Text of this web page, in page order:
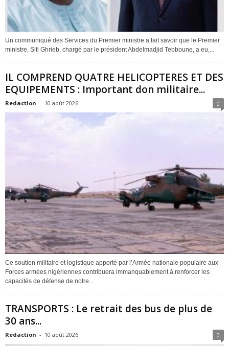
Un communiqué des Services du Premier ministre a fait savoir que le Premier
ministre, Sifi Ghrieb, chargé par le président Abdelmadjid Tebboune, a eu,...
IL COMPREND QUATRE HELICOPTERES ET DES
EQUIPEMENTS : Important don militaire...
Redaction - 10 août 2026 0
Ce soutien militaire et logistique apporté par l’Armée nationale populaire aux
Forces armées nigériennes contribuera immanquablement à renforcer les
capacités de défense de notre...
TRANSPORTS : Le retrait des bus de plus de
30 ans...
Redaction - 10 août 2026 0